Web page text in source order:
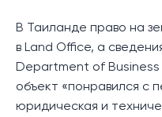
В Таиланде право на
в Land Office, а
Department of
объект «понравился с
юридическая и